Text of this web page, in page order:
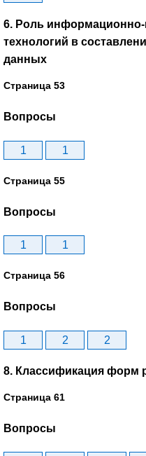
6. Роль
технологий в
данных
Страница 53
Вопросы
1 1
Страница 55
Вопросы
1 1
Страница 56
Вопросы
1 2 2
8. Классификация форм
Страница 61
Вопросы